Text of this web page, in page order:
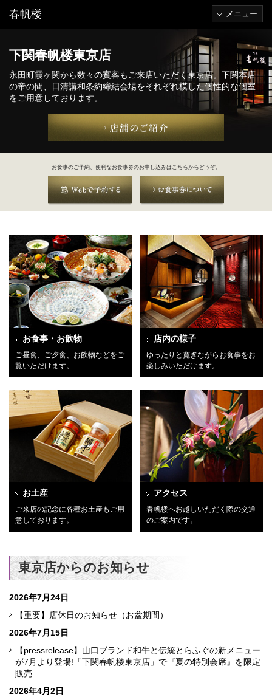
春帆楼 メニュー
下関春帆楼東京店
永田町霞ヶ関から数々の賓客もご来店いただく東京店。下関本店
の帝の間、日清講和条約締結会場をそれぞれ模した個性的な個室
をご用意しております。
お食事のご予約、便利なお食事券のお申し込みはこちらからどうぞ。
お食事・お飲物
ご昼食、ご夕食、お飲物などをご
覧いただけます。
店内の様子
ゆったりと寛ぎながらお食事をお
楽しみいただけます。
お土産
ご来店の記念に各種お土産もご用
意しております。
アクセス
春帆楼へお越しいただく際の交通
のご案内です。
東京店からのお知らせ
2026年7月24日
【重要】店休日のお知らせ（お盆期間）
2026年7月15日
【pressrelease】山口ブランド和牛と伝統とらふぐの新メニュー
が7月より登場!「下関春帆楼東京店」で『夏の特別会席』を限定
販売
2026年4月2日